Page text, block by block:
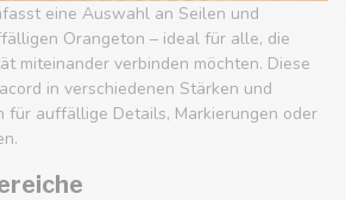
eine Auswahl an Seilen und
Orangeton – ideal für alle, die
miteinander verbinden möchten. Diese
in verschiedenen Stärken und
für auffällige Details, Markierungen oder